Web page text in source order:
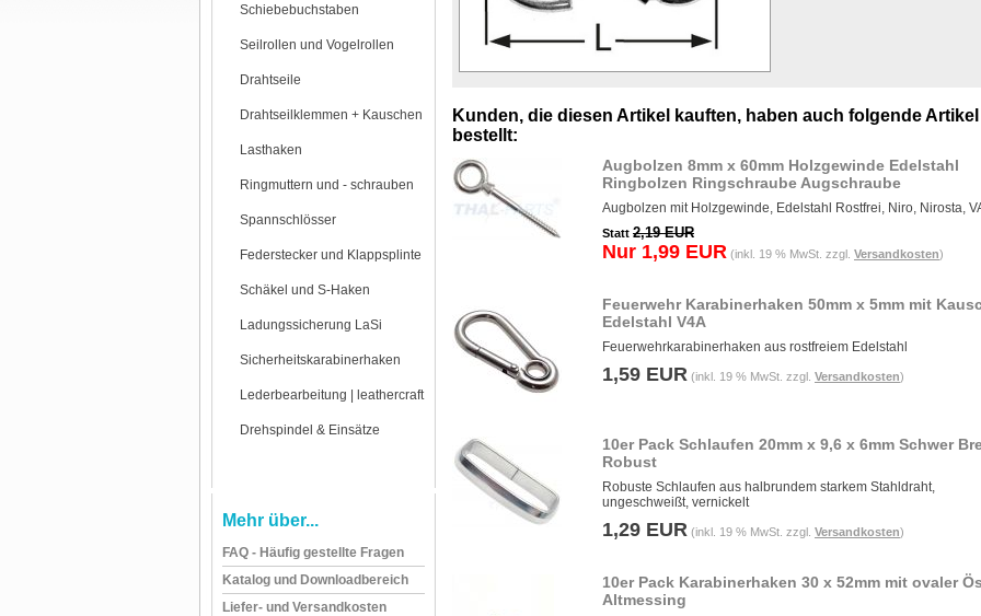
Schiebebuchstaben
Seilrollen und Vogelrollen
Drahtseile
Drahtseilklemmen + Kauschen
Lasthaken
Ringmuttern und - schrauben
Spannschlösser
Federstecker und Klappsplinte
Schäkel und S-Haken
Ladungssicherung LaSi
Sicherheitskarabinerhaken
Lederbearbeitung | leathercraft
Drehspindel & Einsätze
Mehr über...
FAQ - Häufig gestellte Fragen
Katalog und Downloadbereich
Liefer- und Versandkosten
Kunden, die diesen Artikel kauften, haben auch folgende Artikel
bestellt:
Augbolzen 8mm x 60mm Holzgewinde Edelstahl
Ringbolzen Ringschraube Augschraube
Augbolzen mit Holzgewinde, Edelstahl Rostfrei, Niro, Nirosta,
Statt 2,19 EUR
Nur 1,99 EUR (inkl. 19 % MwSt. zzgl. Versandkosten)
Feuerwehr Karabinerhaken 50mm x 5mm mit
Edelstahl V4A
Feuerwehrkarabinerhaken aus rostfreiem Edelstahl
1,59 EUR (inkl. 19 % MwSt. zzgl. Versandkosten)
10er Pack Schlaufen 20mm x 9,6 x 6mm Schwer
Robust
Robuste Schlaufen aus halbrundem starkem Stahldraht,
ungeschweißt, vernickelt
1,29 EUR (inkl. 19 % MwSt. zzgl. Versandkosten)
10er Pack Karabinerhaken 30 x 52mm mit ovaler
Altmessing